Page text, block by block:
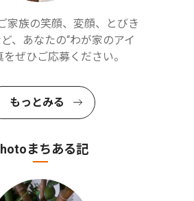
家族の笑顔、変顔、とびき
、あなたの“わが家のアイ
をぜひご応募ください。
もっとみる
まちある記